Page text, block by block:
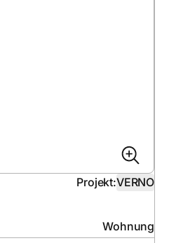
Projekt:VERNO
Wohnung